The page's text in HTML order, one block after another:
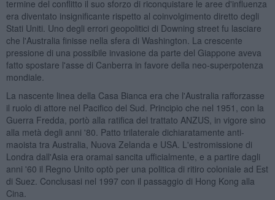
termine del conflitto il suo sforzo di riconquistare le aree d'influenza
era diventato insignificante rispetto al coinvolgimento diretto degli
Stati Uniti. Uno degli errori geopolitici di Downing street fu lasciare
che l'Australia finisse nella sfera di Washington. La crescente
pressione di una possibile invasione da parte del Giappone aveva
fatto spostare l'asse di Canberra in favore della neo-superpotenza
mondiale.
La nascente linea della Casa Bianca era che l'Australia rafforzasse
il ruolo di attore nel Pacifico del Sud. Principio che nel 1951, con la
Guerra Fredda, portò alla ratifica del trattato ANZUS, in vigore sino
alla metà degli anni '80. Patto trilaterale dichiaratamente anti-
maoista tra Australia, Nuova Zelanda e USA. L'estromissione di
Londra dall'Asia era oramai sancita ufficialmente, e a partire dagli
anni '60 il Regno Unito optò per una politica di ritiro coloniale ad Est
di Suez. Conclusasi nel 1997 con il passaggio di Hong Kong alla
Cina.